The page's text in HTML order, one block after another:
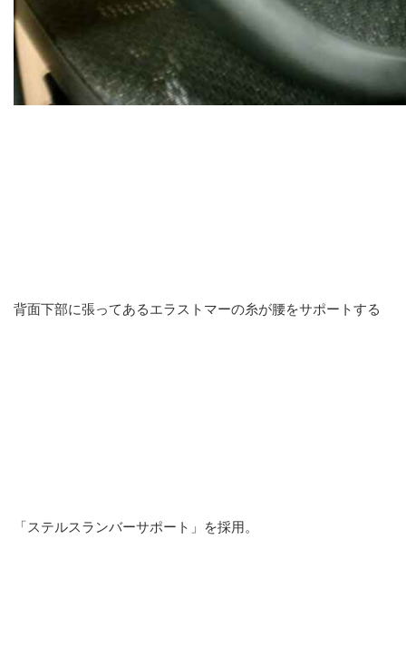
背面下部に張ってあるエラストマーの糸が腰をサポートする
「ステルスランバーサポート」を採用。